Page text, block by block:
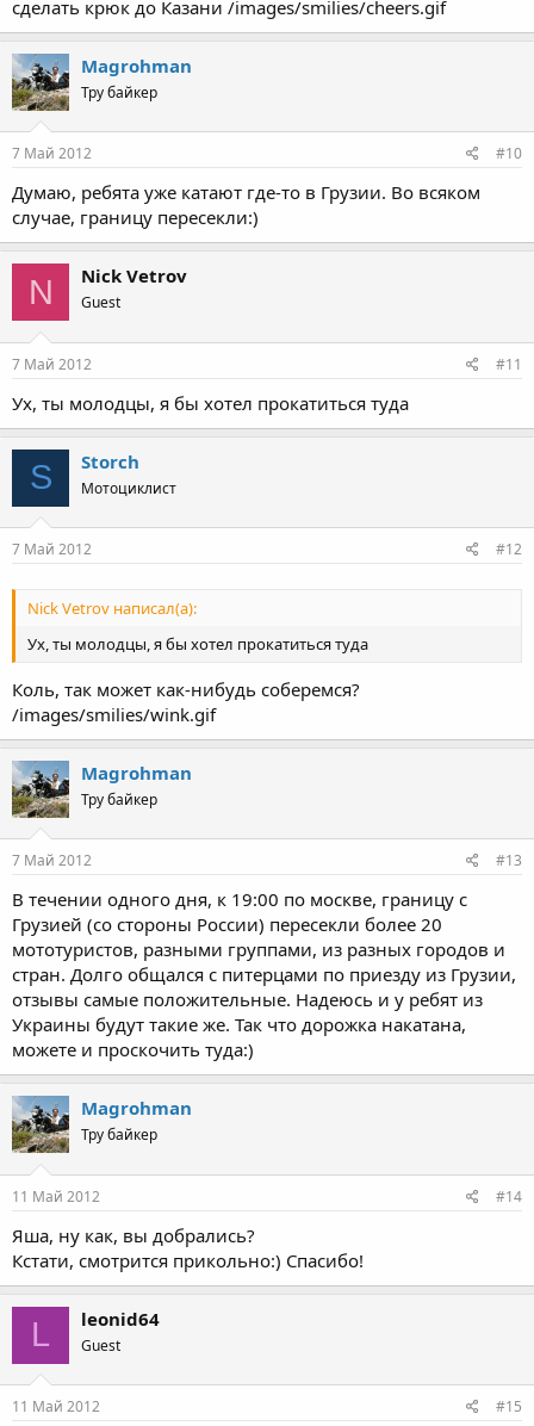
сделать крюк до Казани /images/smilies/cheers.gif
Magrohman
Тру байкер
7 Май 2012 #10
Думаю, ребята уже катают где-то в Грузии. Во всяком
случае, границу пересекли:)
N Nick Vetrov
Guest
7 Май 2012 #11
Ух, ты молодцы, я бы хотел прокатиться туда
S Storch
Мотоциклист
7 Май 2012 #12
Nick Vetrov написал(а):
Ух, ты молодцы, я бы хотел прокатиться туда
Коль, так может как-нибудь соберемся?
/images/smilies/wink.gif
Magrohman
Тру байкер
7 Май 2012 #13
В течении одного дня, к 19:00 по москве, границу с
Грузией (со стороны России) пересекли более 20
мототуристов, разными группами, из разных городов и
стран. Долго общался с питерцами по приезду из Грузии,
отзывы самые положительные. Надеюсь и у ребят из
Украины будут такие же. Так что дорожка накатана,
можете и проскочить туда:)
Magrohman
Тру байкер
11 Май 2012 #14
Яша, ну как, вы добрались?
Кстати, смотрится прикольно:) Спасибо!
L leonid64
Guest
11 Май 2012 #15